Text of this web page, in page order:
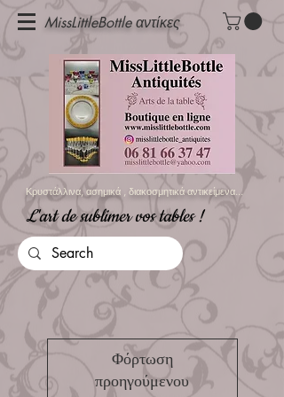
MissLittleBottle αντίκες
Κρυστάλλινα, ασημικά , διακοσμητικά αντικείμενα...
L'art de sublimer vos tables !
Φόρτωση
προηγούμενου